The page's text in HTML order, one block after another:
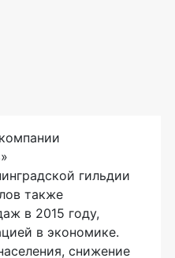
гильдии
также
в 2015 году,
в экономике.
снижение